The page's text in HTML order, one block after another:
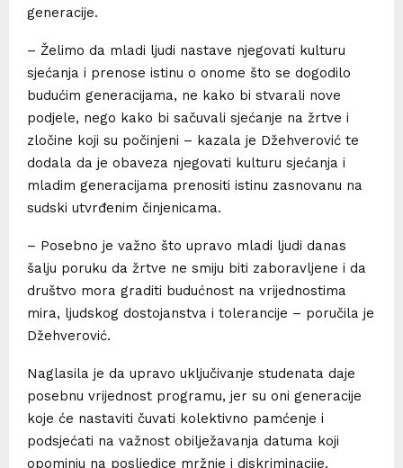
generacije.
– Želimo da mladi ljudi nastave njegovati kulturu
sjećanja i prenose istinu o onome što se dogodilo
budućim generacijama, ne kako bi stvarali nove
podjele, nego kako bi sačuvali sjećanje na žrtve i
zločine koji su počinjeni – kazala je Džehverović te
dodala da je obaveza njegovati kulturu sjećanja i
mladim generacijama prenositi istinu zasnovanu na
sudski utvrđenim činjenicama.
– Posebno je važno što upravo mladi ljudi danas
šalju poruku da žrtve ne smiju biti zaboravljene i da
društvo mora graditi budućnost na vrijednostima
mira, ljudskog dostojanstva i tolerancije – poručila je
Džehverović.
Naglasila je da upravo uključivanje studenata daje
posebnu vrijednost programu, jer su oni generacije
koje će nastaviti čuvati kolektivno pamćenje i
podsjećati na važnost obilježavanja datuma koji
opominju na posljedice mržnje i diskriminacije.